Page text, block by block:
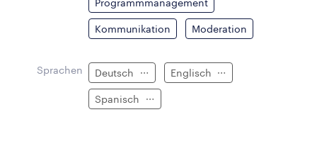
Programmmanagement
Kommunikation Moderation
Sprachen Deutsch Englisch
Spanisch